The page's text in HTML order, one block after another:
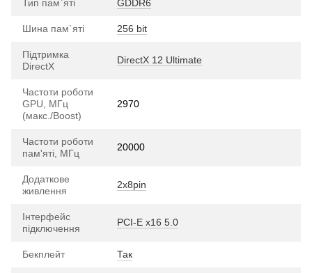
Тип пам`яті GDDR6
Шина пам`яті 256 bit
Підтримка
DirectX
DirectX 12 Ultimate
Частоти роботи
GPU, МГц
(макс./Boost)
2970
Частоти роботи
пам'яті, МГц
20000
Додаткове
живлення
2x8pin
Інтерфейс
підключення
PCI-E х16 5.0
Бекплейт Так